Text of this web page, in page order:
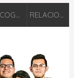
DISCOGRAFÍA RELACIONADOS